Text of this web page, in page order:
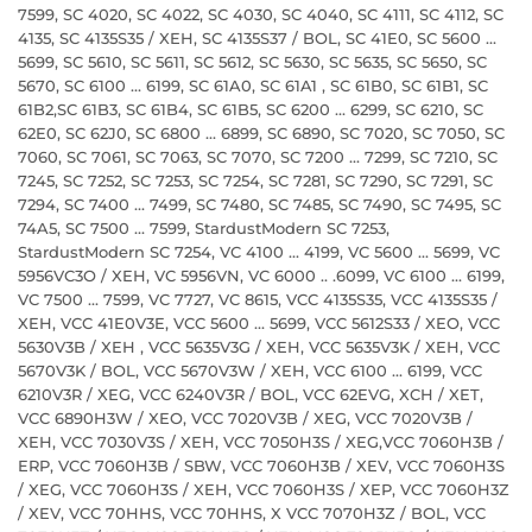
7599, SC 4020, SC 4022, SC 4030, SC 4040, SC 4111, SC 4112, SC
4135, SC 4135S35 / XEH, SC 4135S37 / BOL, SC 41E0, SC 5600 ...
5699, SC 5610, SC 5611, SC 5612, SC 5630, SC 5635, SC 5650, SC
5670, SC 6100 ... 6199, SC 61A0, SC 61A1 , SC 61B0, SC 61B1, SC
61B2,SC 61B3, SC 61B4, SC 61B5, SC 6200 ... 6299, SC 6210, SC
62E0, SC 62J0, SC 6800 ... 6899, SC 6890, SC 7020, SC 7050, SC
7060, SC 7061, SC 7063, SC 7070, SC 7200 ... 7299, SC 7210, SC
7245, SC 7252, SC 7253, SC 7254, SC 7281, SC 7290, SC 7291, SC
7294, SC 7400 ... 7499, SC 7480, SC 7485, SC 7490, SC 7495, SC
74A5, SC 7500 ... 7599, StardustModern SC 7253,
StardustModern SC 7254, VC 4100 ... 4199, VC 5600 ... 5699, VC
5956VC3O / XEH, VC 5956VN, VC 6000 .. .6099, VC 6100 ... 6199,
VC 7500 ... 7599, VC 7727, VC 8615, VCC 4135S35, VCC 4135S35 /
XEH, VCC 41E0V3E, VCC 5600 ... 5699, VCC 5612S33 / XEO, VCC
5630V3B / XEH , VCC 5635V3G / XEH, VCC 5635V3K / XEH, VCC
5670V3K / BOL, VCC 5670V3W / XEH, VCC 6100 ... 6199, VCC
6210V3R / XEG, VCC 6240V3R / BOL, VCC 62EVG, XCH / XET,
VCC 6890H3W / XEO, VCC 7020V3B / XEG, VCC 7020V3B /
XEH, VCC 7030V3S / XEH, VCC 7050H3S / XEG,VCC 7060H3B /
ERP, VCC 7060H3B / SBW, VCC 7060H3B / XEV, VCC 7060H3S
/ XEG, VCC 7060H3S / XEH, VCC 7060H3S / XEP, VCC 7060H3Z
/ XEV, VCC 70HHS, VCC 70HHS, X VCC 7070H3Z / BOL, VCC